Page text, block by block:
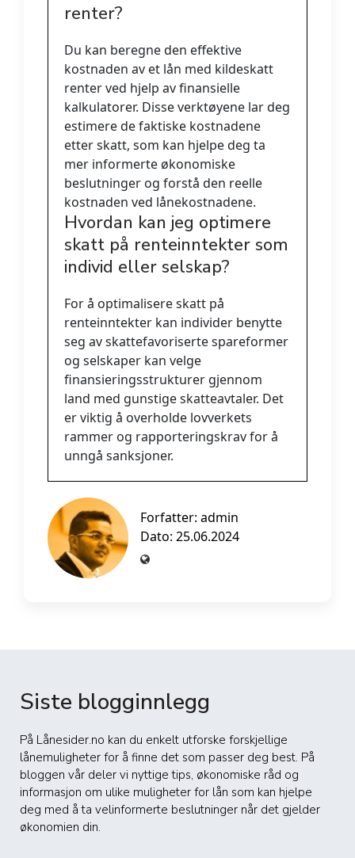
renter?
Du kan beregne den effektive
kostnaden av et lån med kildeskatt
renter ved hjelp av finansielle
kalkulatorer. Disse verktøyene lar deg
estimere de faktiske kostnadene
etter skatt, som kan hjelpe deg ta
mer informerte økonomiske
beslutninger og forstå den reelle
kostnaden ved lånekostnadene.
Hvordan kan jeg optimere
skatt på renteinntekter som
individ eller selskap?
For å optimalisere skatt på
renteinntekter kan individer benytte
seg av skattefavoriserte spareformer
og selskaper kan velge
finansieringsstrukturer gjennom
land med gunstige skatteavtaler. Det
er viktig å overholde lovverkets
rammer og rapporteringskrav for å
unngå sanksjoner.
Forfatter: admin
Dato: 25.06.2024
Siste blogginnlegg
På Lånesider.no kan du enkelt utforske forskjellige
lånemuligheter for å finne det som passer deg best. På
bloggen vår deler vi nyttige tips, økonomiske råd og
informasjon om ulike muligheter for lån som kan hjelpe
deg med å ta velinformerte beslutninger når det gjelder
økonomien din.